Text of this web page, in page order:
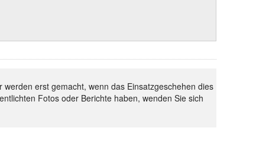
erst gemacht, wenn das Einsatzgeschehen dies
Fotos oder Berichte haben, wenden Sie sich